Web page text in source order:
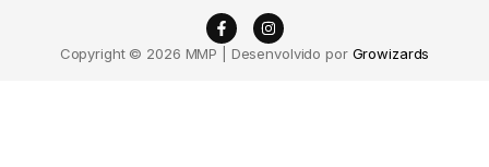
Copyright © 2026 MMP | Desenvolvido por Growizards